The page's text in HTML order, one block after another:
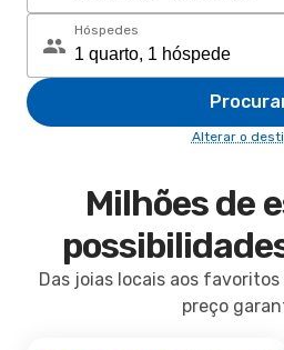
Hóspedes
Alterar o
Milhões de
Das joias locais aos
preço